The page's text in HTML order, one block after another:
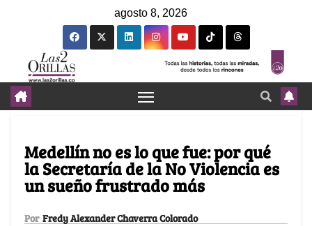
agosto 8, 2026
Medellín no es lo que fue: por qué
la Secretaría de la No Violencia es
un sueño frustrado más
Por Fredy Alexander Chaverra Colorado